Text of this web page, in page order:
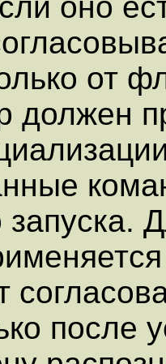
от
должен
после